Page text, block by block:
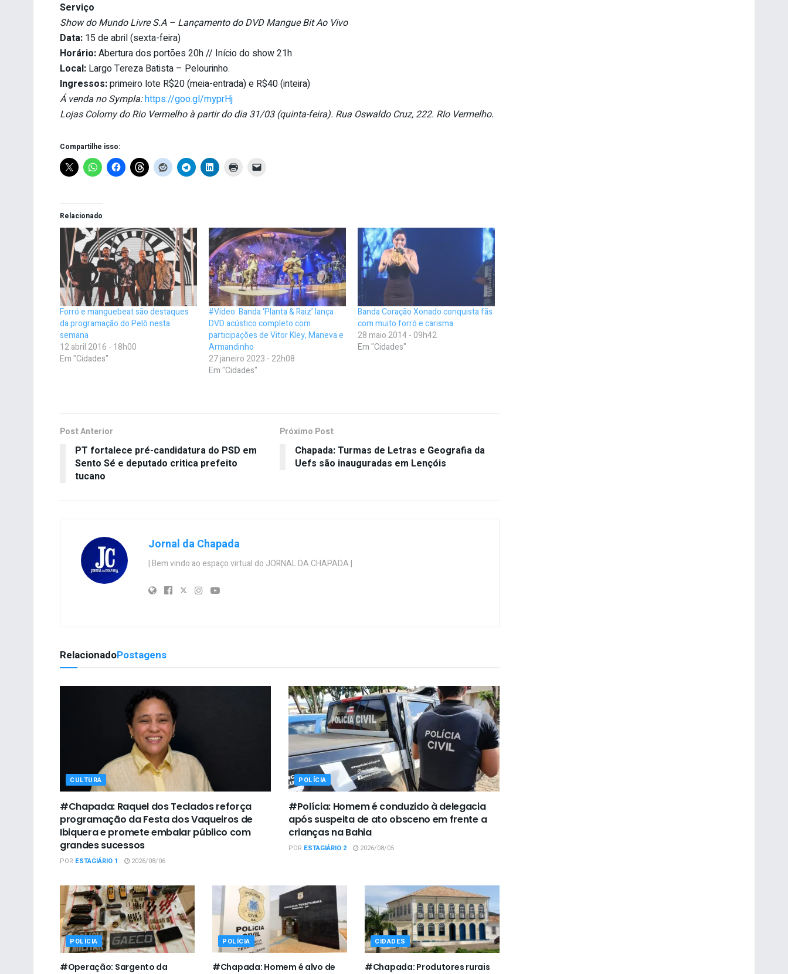
Serviço
Show do Mundo Livre S.A – Lançamento do DVD Mangue Bit Ao Vivo
Data: 15 de abril (sexta-feira)
Horário:Abertura dos portões 20h // Início do show 21h
Local: Largo Tereza Batista – Pelourinho.
Ingressos:primeiro lote R$20 (meia-entrada) e R$40 (inteira)
Á venda no Sympla:https://goo.gl/myprHj
Lojas Colomy do Rio Vermelho à partir do dia 31/03 (quinta-feira). Rua Oswaldo Cruz, 222. RIo Vermelho.
Compartilhe isso:
Relacionado
Forró e manguebeat são destaques
da programação do Pelô nesta
semana
12 abril 2016 - 18h00
Em "Cidades"
#Vídeo: Banda ‘Planta & Raiz’ lança
DVD acústico completo com
participações de Vitor Kley, Maneva e
Armandinho
27 janeiro 2023 - 22h08
Em "Cidades"
Banda Coração Xonado conquista fãs
com muito forró e carisma
28 maio 2014 - 09h42
Em "Cidades"
Post Anterior
PT fortalece pré-candidatura do PSD em
Sento Sé e deputado critica prefeito
tucano
Próximo Post
Chapada: Turmas de Letras e Geografia da
Uefs são inauguradas em Lençóis
Jornal da Chapada
| Bem vindo ao espaço virtual do JORNAL DA CHAPADA |
RelacionadoPostagens
CULTURA
#Chapada: Raquel dos Teclados reforça
programação da Festa dos Vaqueiros de
Ibiquera e promete embalar público com
grandes sucessos
POR ESTAGIÁRIO 1 2026/08/06
POLÍCIA
#Polícia: Homem é conduzido à delegacia
após suspeita de ato obsceno em frente a
crianças na Bahia
POR ESTAGIÁRIO 2 2026/08/05
POLÍCIA
#Operação: Sargento da
POLÍCIA
#Chapada: Homem é alvo de
CIDADES
#Chapada: Produtores rurais